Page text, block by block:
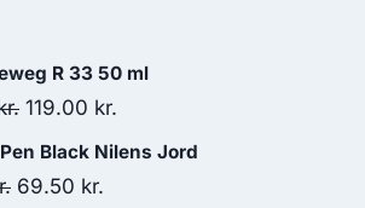
R 33 50 ml
Den
oprindelige
pris
119.00 kr.
aktuelle
Black Nilens Jord
Den
69.50 kr.